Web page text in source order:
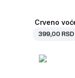
Crveno
399,00 RSD